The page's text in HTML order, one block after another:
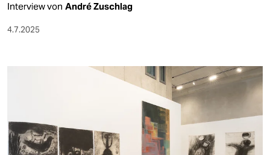
Interview von André Zuschlag
4.7.2025